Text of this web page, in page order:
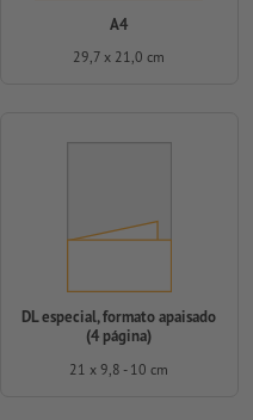
A4
29,7 x 21,0 cm
DL especial, formato apaisado
(4 página)
21 x 9,8 - 10 cm